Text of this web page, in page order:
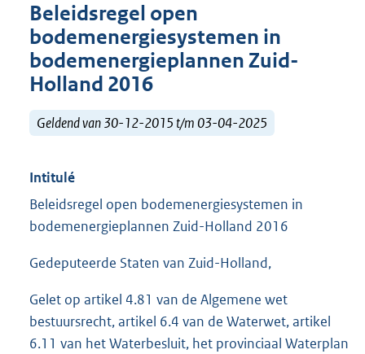
Beleidsregel open
bodemenergiesystemen in
bodemenergieplannen Zuid-
Holland 2016
Geldend van 30-12-2015 t/m 03-04-2025
Intitulé
Beleidsregel open bodemenergiesystemen in
bodemenergieplannen Zuid-Holland 2016
Gedeputeerde Staten van Zuid-Holland,
Gelet op artikel 4.81 van de Algemene wet
bestuursrecht, artikel 6.4 van de Waterwet, artikel
6.11 van het Waterbesluit, het provinciaal Waterplan